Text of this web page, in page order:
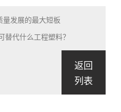
量发展的最大短板
代什么工程塑料？
返回
列表